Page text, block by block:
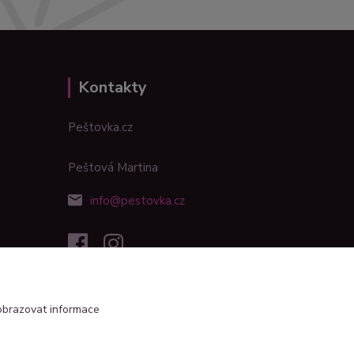
Kontakty
Peštovka.cz
Peštová Martina
info@pestovka.cz
informace